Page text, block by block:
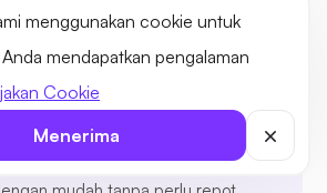
menggunakan cookie untuk
mendapatkan pengalaman
Cookie
Menerima
dan Kelola Plugin
plugin WordPress, uji, dan